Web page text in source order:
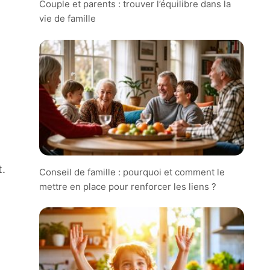
Couple et parents : trouver l’équilibre dans la
vie de famille
Conseil de famille : pourquoi et comment le
mettre en place pour renforcer les liens ?